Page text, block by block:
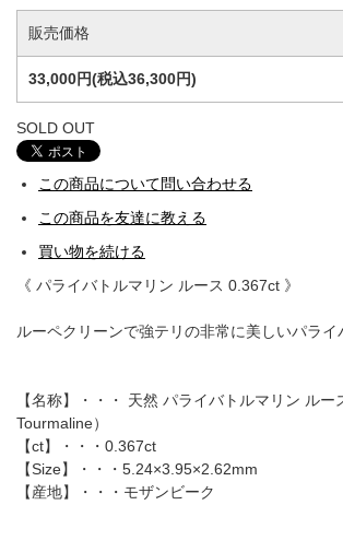
販売価格
33,000円(税込36,300円)
SOLD OUT
この商品について問い合わせる
この商品を友達に教える
買い物を続ける
《 パライバトルマリン ルース 0.367ct 》
ルーペクリーンで強テリの非常に美しいパライ
【名称】・・・ 天然 パライバトルマリン ルー
Tourmaline）
【ct】・・・0.367ct
【Size】・・・5.24×3.95×2.62mm
【産地】・・・モザンビーク